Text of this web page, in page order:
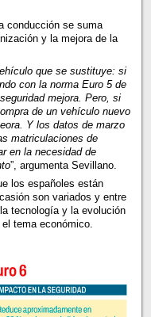
conducción se suma
y la mejora de la
que se sustituye: si
con la norma Euro 5 de
mejora. Pero, si
de un vehículo nuevo
Y los datos de marzo
matriculaciones de
en la necesidad de
”, argumenta Sevillano.
los españoles están
son variados y entre
tecnología y la evolución
tema económico.